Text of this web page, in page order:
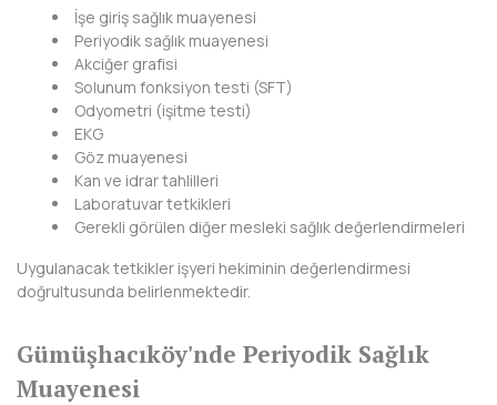
KIRIKKALE
KIRKLARELİ
KIRŞEHİR
KOCAELİ
KONYA
MALATYA
MARDİN
İşe giriş sağlık muayenesi
Periyodik sağlık muayenesi
Akciğer grafisi
Solunum fonksiyon testi (SFT)
Odyometri (işitme testi)
EKG
Göz muayenesi
Kan ve idrar tahlilleri
Laboratuvar tetkikleri
Gerekli görülen diğer mesleki sağlık değerlendirmeleri
Uygulanacak tetkikler işyeri hekiminin değerlendirmesi
doğrultusunda belirlenmektedir.
Gümüşhacıköy'nde Periyodik Sağlık
Muayenesi